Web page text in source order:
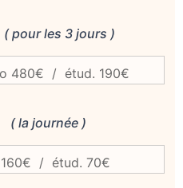
( pour les 3 jours )
( la journée )